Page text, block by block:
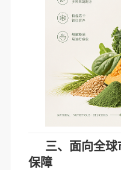
三、面向全
保障